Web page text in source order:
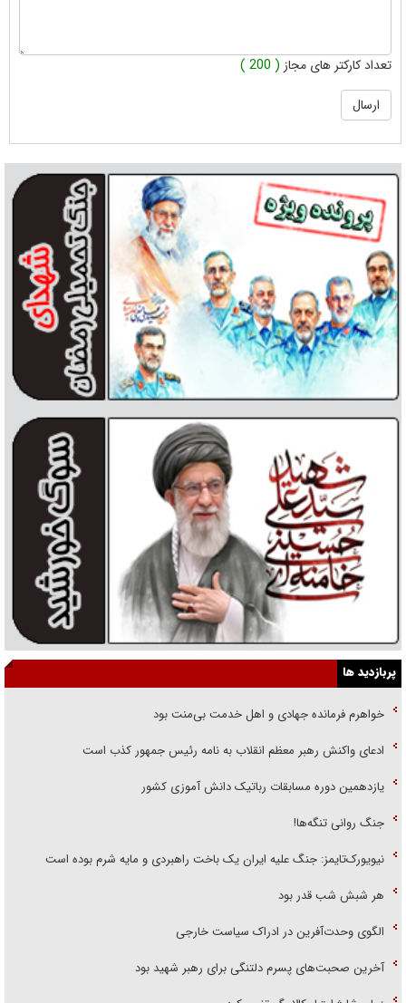
تعداد کارکتر های مجاز ( 200 )
پربازدید ها
خواهرم فرمانده جهادی و اهل خدمت بی‌منت بود
ادعای واکنش رهبر معظم انقلاب به نامه رئیس جمهور کذب است
یازدهمین دوره مسابقات رباتیک دانش آموزی کشور
جنگ روانی تنگه‌ها!
نیویورک‌تایمز: جنگ علیه ایران یک باخت راهبردی و مایه شرم بوده است
هر شبش شب قدر بود
الگوی وحدت‌آفرین در ادراک سیاست خارجی
آخرین صحبت‌های پسرم دلتنگی برای رهبر شهید بود